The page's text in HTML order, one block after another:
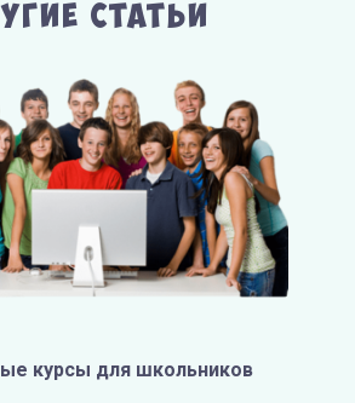
Статьи
курсы для школьников